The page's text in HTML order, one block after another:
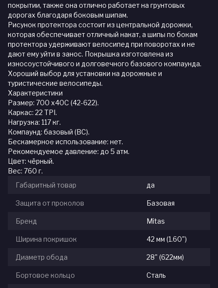
покрытии, также она отлично работает на грунтовых
дорогах благодаря боковым шипам.
Рисунок протектора состоит из центральной дорожки,
которая обеспечивает отличный накат, а шипы по бокам
протектора удерживают велосипед при поворотах и не
дают ему уйти в занос. Покрышка изготовлена из
износоустойчивого и долговечного базового компаунда.
Хороший выбор для установки на дорожные и
туристические велосипеды.
Характеристики
Размер: 700 x40C (42-622).
Каркас: 22 TPI.
Нагрузка: 117 кг.
Компаунд: базовый (BC).
Бескамерное использование: нет.
Рекомендуемое давление: до 5 атм.
Цвет: чёрный.
Вес: 760 г.
Габаритный товар
да
Защита от проколов Базовая
Бренд Mitas
Ширина покришок 42 мм (1.60")
Диаметр обода 28" (622мм)
Бортовое кольцо Сталь